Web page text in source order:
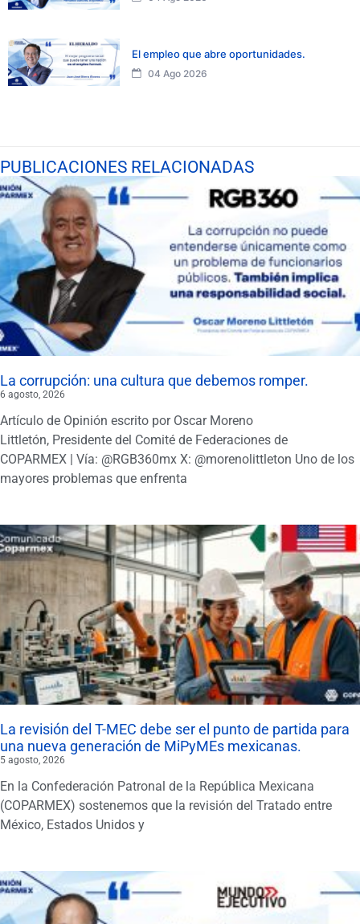
El empleo que abre oportunidades.
04 Ago 2026
PUBLICACIONES RELACIONADAS
La corrupción: una cultura que debemos romper.
6 agosto, 2026
Artículo de Opinión escrito por Oscar Moreno
Littletón, Presidente del Comité de Federaciones de
COPARMEX | Vía: @RGB360mx X: @morenolittleton Uno de los
mayores problemas que enfrenta
La revisión del T-MEC debe ser el punto de partida para
una nueva generación de MiPyMEs mexicanas.
5 agosto, 2026
En la Confederación Patronal de la República Mexicana
(COPARMEX) sostenemos que la revisión del Tratado entre
México, Estados Unidos y